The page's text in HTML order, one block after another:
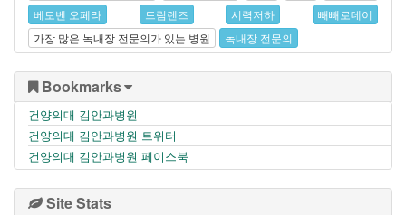
베토벤 오페라
드림렌즈 시력저하
빼빼로데이
가장 많은 녹내장 전문의가 있는 병원
녹내장 전문의
Bookmarks
건양의대 김안과병원
건양의대 김안과병원 트위터
건양의대 김안과병원 페이스북
Site Stats